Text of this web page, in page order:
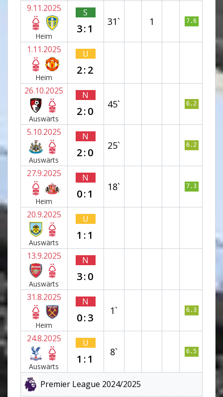
9.11.2025
Heim
S
3:1
31` 1 7.6
1.11.2025
Heim
U
2:2
26.10.2025
Auswärts
N
2:0
45` 6.2
5.10.2025
Auswärts
N
2:0
25` 6.2
27.9.2025
Heim
N
0:1
18` 7.3
20.9.2025
Auswärts
U
1:1
13.9.2025
Auswärts
N
3:0
31.8.2025
Heim
N
0:3
1` 6.3
24.8.2025
Auswärts
U
1:1
8` 6.5
Premier League 2024/2025